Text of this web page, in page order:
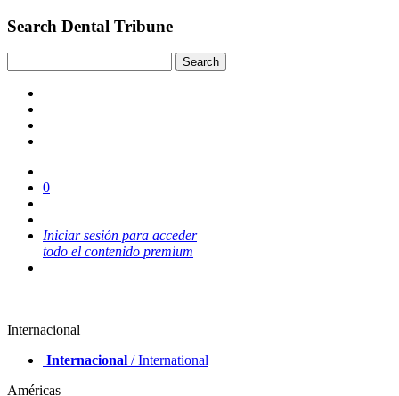
Search Dental Tribune
0
Iniciar sesión para acceder
todo el contenido premium
Internacional
Internacional / International
Américas